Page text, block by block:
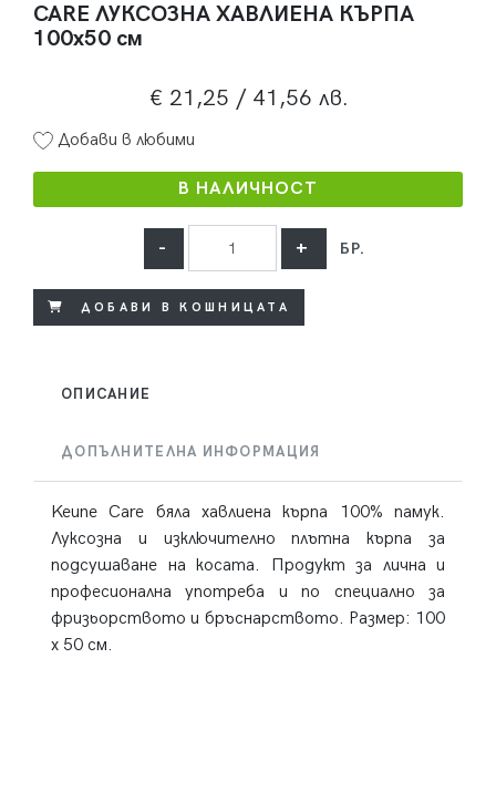
CARE ЛУКСОЗНА ХАВЛИЕНА КЪРПА
100x50 см
€ 21,25 / 41,56 лв.
Добави в любими
В НАЛИЧНОСТ
- + БР.
ДОБАВИ В КОШНИЦАТА
ОПИСАНИЕ
ДОПЪЛНИТЕЛНА ИНФОРМАЦИЯ
Keune Care бяла хавлиена кърпа 100% памук.
Луксозна и изключително плътна кърпа за
подсушаване на косата. Продукт за лична и
професионална употреба и по специално за
фризьорството и бръснарството. Размер: 100
х 50 см.